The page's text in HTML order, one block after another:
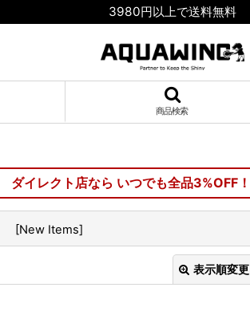
3980円以上で送料無料
商品検索
ダイレクト店なら いつでも全品3%OFF！
[New Items]
表示順変更